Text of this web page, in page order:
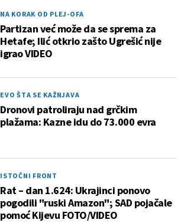
NA KORAK OD PLEJ-OFA
Partizan već može da se sprema za
Hetafe; Ilić otkrio zašto Ugrešić nije
igrao VIDEO
EVO ŠTA SE KAŽNJAVA
Dronovi patroliraju nad grčkim
plažama: Kazne idu do 73.000 evra
ISTOČNI FRONT
Rat – dan 1.624: Ukrajinci ponovo
pogodili "ruski Amazon"; SAD pojačale
pomoć Kijevu FOTO/VIDEO